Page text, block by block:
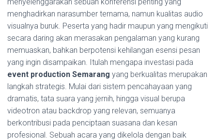
menghadirkan narasumber ternama, namun kualitas audio
visualnya buruk. Peserta yang hadir maupun yang mengikuti
secara daring akan merasakan pengalaman yang kurang
memuaskan, bahkan berpotensi kehilangan esensi pesan
yang ingin disampaikan. Itulah mengapa investasi pada
event production Semarang yang berkualitas merupakan
langkah strategis. Mulai dari sistem pencahayaan yang
dramatis, tata suara yang jernih, hingga visual berupa
videotron atau backdrop yang relevan, semuanya
berkontribusi pada penciptaan suasana dan kesan
profesional. Sebuah acara yang dikelola dengan baik